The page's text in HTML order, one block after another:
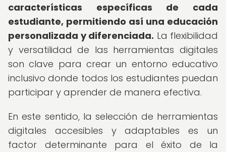
características específicas de cada
estudiante, permitiendo así una educación
personalizada y diferenciada. La flexibilidad
y versatilidad de las herramientas digitales
son clave para crear un entorno educativo
inclusivo donde todos los estudiantes puedan
participar y aprender de manera efectiva.
En este sentido, la selección de herramientas
digitales accesibles y adaptables es un
factor determinante para el éxito de la